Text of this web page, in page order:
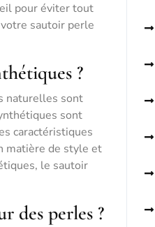
pour éviter tout
sautoir perle
?
naturelles sont
sont
caractéristiques
matière de style et
le sautoir
des perles ?